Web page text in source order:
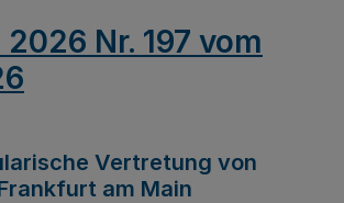
2026 Nr. 197 vom
Vertretung von
am Main